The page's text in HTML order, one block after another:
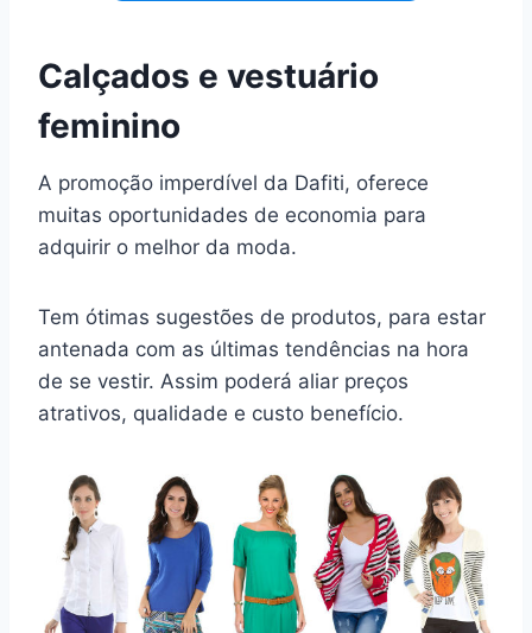
Calçados e vestuário
feminino
A promoção imperdível da Dafiti, oferece
muitas oportunidades de economia para
adquirir o melhor da moda.
Tem ótimas sugestões de produtos, para estar
antenada com as últimas tendências na hora
de se vestir. Assim poderá aliar preços
atrativos, qualidade e custo benefício.